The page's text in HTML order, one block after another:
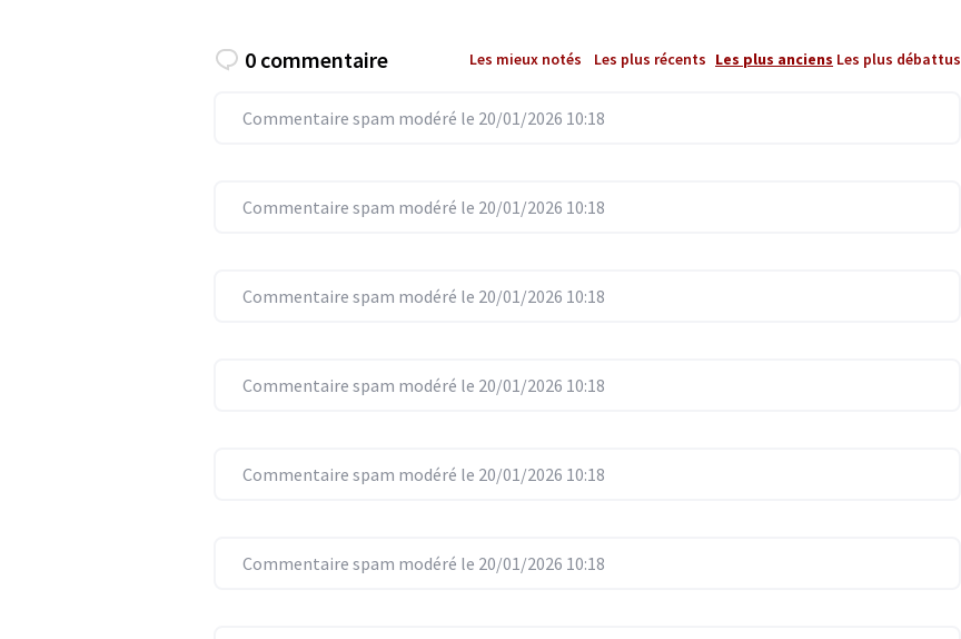
0 commentaire Les mieux notés Les plus récents Les plus anciens Les plus débattus
Commentaire spam modéré le 20/01/2026 10:18
Commentaire spam modéré le 20/01/2026 10:18
Commentaire spam modéré le 20/01/2026 10:18
Commentaire spam modéré le 20/01/2026 10:18
Commentaire spam modéré le 20/01/2026 10:18
Commentaire spam modéré le 20/01/2026 10:18